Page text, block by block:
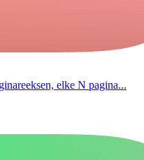
elke N pagina...